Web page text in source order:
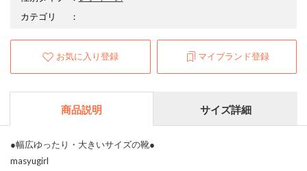
カテゴリ
：
お気に入り登録 マイブランド登録
商品説明 サイズ詳細
●幅広ゆったり・大きいサイズの靴●
masyugirl